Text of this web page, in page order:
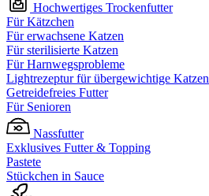
Hochwertiges Trockenfutter
Für Kätzchen
Für erwachsene Katzen
Für sterilisierte Katzen
Für Harnwegsprobleme
Lightrezeptur für übergewichtige Katzen
Getreidefreies Futter
Für Senioren
Nassfutter
Exklusives Futter & Topping
Pastete
Stückchen in Sauce